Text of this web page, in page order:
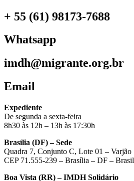
+ 55 (61) 98173-7688
Whatsapp
imdh@migrante.org.br
Email
Expediente
De segunda a sexta-feira
8h30 às 12h – 13h às 17:30h
Brasília (DF) – Sede
Quadra 7, Conjunto C, Lote 01 – Varjão
CEP 71.555-239 – Brasília – DF – Brasil
Boa Vista (RR) – IMDH Solidário